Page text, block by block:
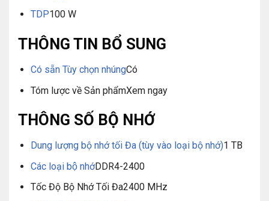
TDP100 W
THÔNG TIN BỔ SUNG
Có sẵn Tùy chọn nhúngCó
Tóm lược về Sản phẩmXem ngay
THÔNG SỐ BỘ NHỚ
Dung lượng bộ nhớ tối Đa (tùy vào loại bộ nhớ)1 TB
Các loại bộ nhớDDR4-2400
Tốc Độ Bộ Nhớ Tối Đa2400 MHz